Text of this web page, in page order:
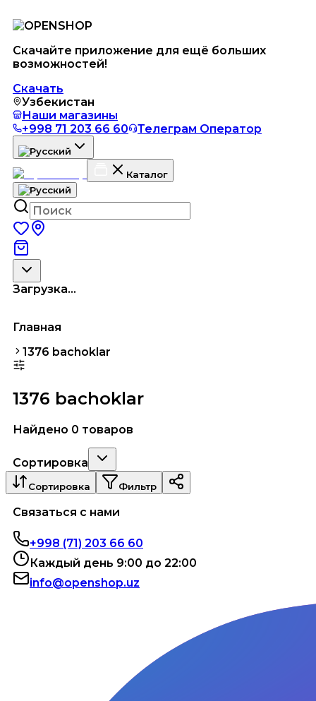
Скачайте приложение для ещё больших
возможностей!
Скачать
Узбекистан
Наши магазины
+998 71 203 66 60
Телеграм Оператор
Каталог
Загрузка...
Главная
1376 bachoklar
1376 bachoklar
Найдено 0 товаров
Сортировка
Сортировка Фильтр
Связаться с нами
+998 (71) 203 66 60
Каждый день 9:00 до 22:00
info@openshop.uz